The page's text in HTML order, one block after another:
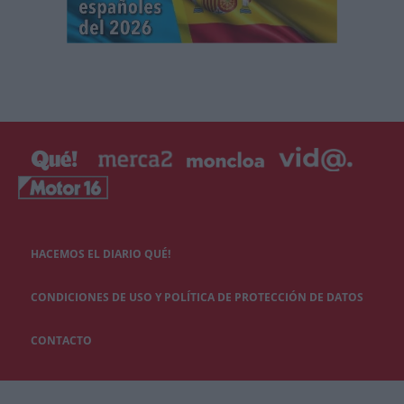
HACEMOS EL DIARIO QUÉ!
CONDICIONES DE USO Y POLÍTICA DE PROTECCIÓN DE DATOS
CONTACTO